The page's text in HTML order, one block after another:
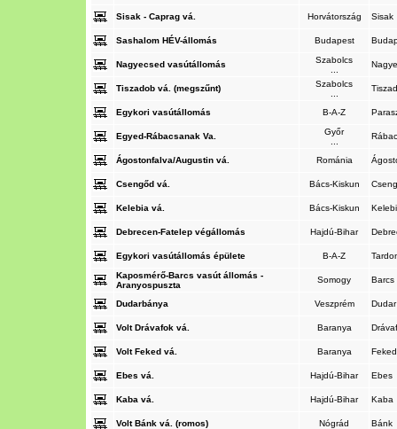
Sisak - Caprag vá. Horvátország Sisak
Sashalom HÉV-állomás Budapest
Nagyecsed vasútállomás
Szabolcs
Tiszadob vá. (megszűnt)
Szabolcs
Egykori vasútállomás B-A-Z
Egyed-Rábacsanak Va.
Győr
Ágostonfalva/Augustin vá. Románia
Csengőd vá. Bács-Kiskun
Kelebia vá. Bács-Kiskun
Debrecen-Fatelep végállomás Hajdú-Bihar
Egykori vasútállomás épülete B-A-Z
Kaposmérő-Barcs vasút állomás -
Aranyospuszta
Somogy Barcs
Dudarbánya Veszprém
Volt Drávafok vá. Baranya
Volt Feked vá. Baranya
Ebes vá. Hajdú-Bihar Ebes
Kaba vá. Hajdú-Bihar Kaba
Volt Bánk vá. (romos) Nógrád Bánk